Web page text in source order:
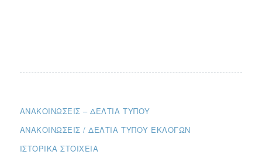
ΑΝΑΚΟΙΝΏΣΕΙΣ – ΔΕΛΤΊΑ ΤΎΠΟΥ
ΑΝΑΚΟΙΝΏΣΕΙΣ / ΔΕΛΤΊΑ ΤΎΠΟΥ ΕΚΛΟΓΏΝ
ΙΣΤΟΡΙΚΆ ΣΤΟΙΧΕΊΑ